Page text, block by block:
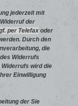
jederzeit mit
der
per Telefax oder
Durch den
die
Widerrufs
wird die
Einwilligung
der Sie